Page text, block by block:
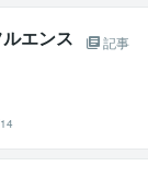
エンス
記事